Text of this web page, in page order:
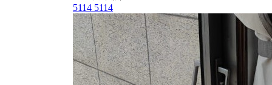
5114 5114